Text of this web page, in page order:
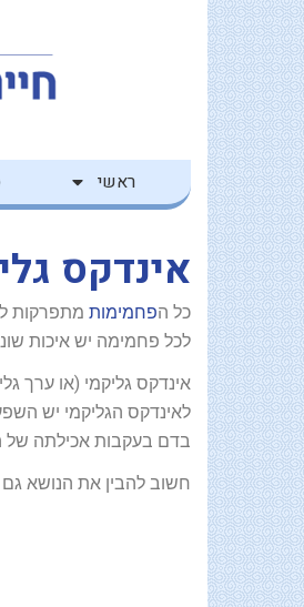
לתוכן
דילוג
לתוכן
ראשי
אינדקס
כל הפחמימות מתפרקות
לכל פחמימה יש איכות
אינדקס גליקמי (או ערך
לאינדקס הגליקמי יש
בדם בעקבות אכילתה
חשוב להבין את הנושא גם